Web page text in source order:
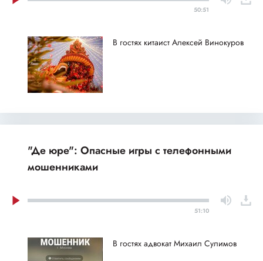
50:51
В гостях китаист Алексей Винокуров
"Де юре": Опасные игры с телефонными
мошенниками
51:10
В гостях адвокат Михаил Сулимов